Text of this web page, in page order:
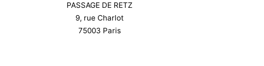
PASSAGE DE RETZ
9, rue Charlot
75003 Paris